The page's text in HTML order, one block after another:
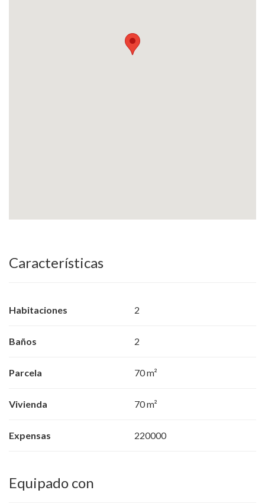
Características
Habitaciones 2
Baños 2
Parcela 70 m²
Vivienda 70 m²
Expensas 220000
Equipado con